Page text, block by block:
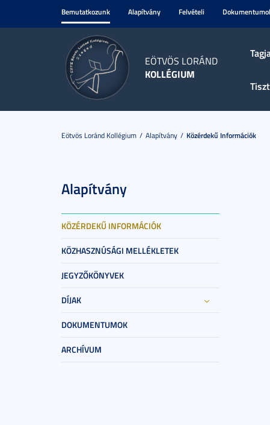
Bemutatkozunk Alapítvány Felvételi
EÖTVÖS LORÁND
KOLLÉGIUM
Eötvös Loránd Kollégium Alapítvány Közérdekű Információk
Alapítvány
KÖZÉRDEKŰ INFORMÁCIÓK
KÖZHASZNÚSÁGI MELLÉKLETEK
JEGYZŐKÖNYVEK
DÍJAK
DOKUMENTUMOK
ARCHÍVUM